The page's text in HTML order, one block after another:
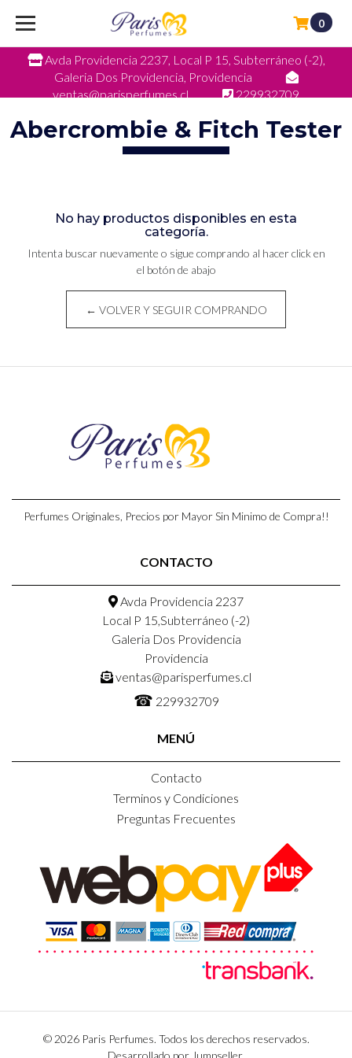
Avda Providencia 2237, Local P 15, Subterráneo (-2),
Galeria Dos Providencia, Providencia
ventas@parisperfumes.cl
229932709
0
Abercrombie & Fitch Tester
No hay productos disponibles en esta
categoría.
Intenta buscar nuevamente o sigue comprando al hacer click en
el botón de abajo
← VOLVER Y SEGUIR COMPRANDO
Perfumes Originales, Precios por Mayor Sin Minimo de Compra!!
CONTACTO
Avda Providencia 2237
Local P 15,Subterráneo (-2)
Galeria Dos Providencia
Providencia
ventas@parisperfumes.cl
☎ 229932709
MENÚ
Contacto
Terminos y Condiciones
Preguntas Frecuentes
© 2026 Paris Perfumes. Todos los derechos reservados.
Desarrollado por Jumpseller.